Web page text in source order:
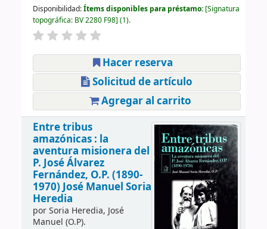
Disponibilidad:Ítems disponibles para préstamo: Signatura
topográfica: BV 2280 F98 (1).
Hacer reserva
Solicitud de artículo
Agregar al carrito
Entre tribus
amazónicas : la
aventura misionera del
P. José Álvarez
Fernández, O.P. (1890-
1970) José Manuel Soria
Heredia
porSoria Heredia, José
Manuel (O.P).